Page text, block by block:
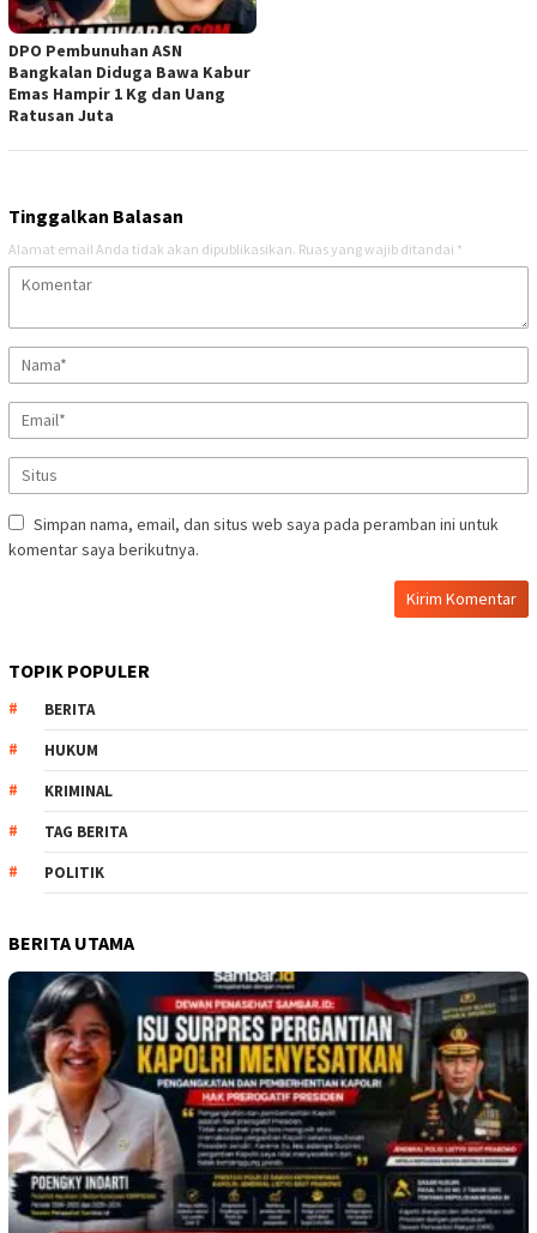
DPO Pembunuhan ASN
Bangkalan Diduga Bawa Kabur
Emas Hampir 1 Kg dan Uang
Ratusan Juta
Tinggalkan Balasan
Alamat email Anda tidak akan dipublikasikan. Ruas yang wajib ditandai *
Simpan nama, email, dan situs web saya pada peramban ini untuk
komentar saya berikutnya.
TOPIK POPULER
BERITA
HUKUM
KRIMINAL
TAG BERITA
POLITIK
BERITA UTAMA